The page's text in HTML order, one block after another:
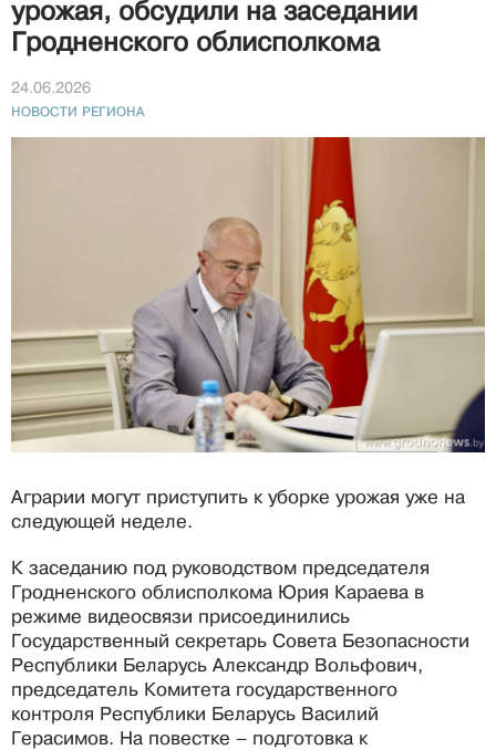
урожая, обсудили на заседании
Гродненского облисполкома
24.06.2026
НОВОСТИ РЕГИОНА
Аграрии могут приступить к уборке урожая уже на
следующей неделе.
К заседанию под руководством председателя
Гродненского облисполкома Юрия Караева в
режиме видеосвязи присоединились
Государственный секретарь Совета Безопасности
Республики Беларусь Александр Вольфович,
председатель Комитета государственного
контроля Республики Беларусь Василий
Герасимов. На повестке – подготовка к